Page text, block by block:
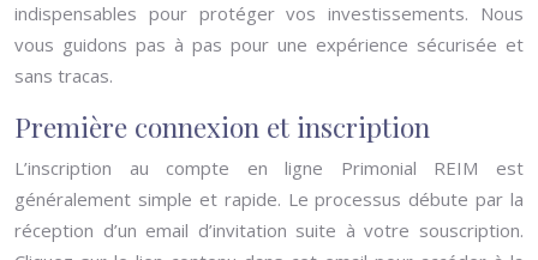
indispensables pour protéger vos investissements. Nous
vous guidons pas à pas pour une expérience sécurisée et
sans tracas.
Première connexion et inscription
L’inscription au compte en ligne Primonial REIM est
généralement simple et rapide. Le processus débute par la
réception d’un email d’invitation suite à votre souscription.